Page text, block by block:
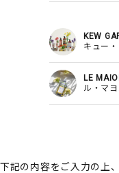
KEW
キュー
LE
ル・マ
下記の内容をご入力の上